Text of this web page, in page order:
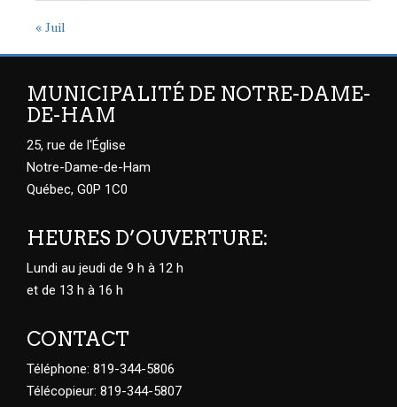
« Juil
MUNICIPALITÉ DE NOTRE-DAME-
DE-HAM
25, rue de l'Église
Notre-Dame-de-Ham
Québec, G0P 1C0
HEURES D’OUVERTURE:
Lundi au jeudi de 9 h à 12 h
et de 13 h à 16 h
CONTACT
Téléphone: 819-344-5806
Télécopieur: 819-344-5807